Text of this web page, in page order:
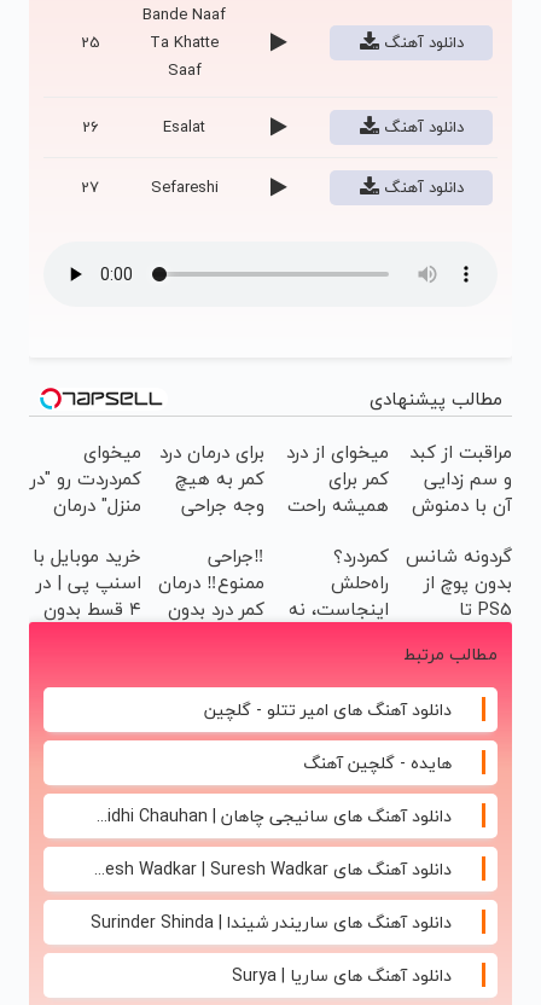
25
Bande Naaf
Ta Khatte
Saaf
دانلود آهنگ
26 Esalat دانلود آهنگ
27 Sefareshi دانلود آهنگ
مطالب پیشنهادی
مراقبت از کبد
و سم زدایی
آن با دمنوش
میخوای از درد
کمر برای
همیشه راحت
پرسش‌نامه رو
پر کن
برای درمان درد
کمر به هیچ
وجه جراحی
پرسش‌نامه رو
پر کن ▶
میخوای
کمردردت رو "در
منزل" درمان
+
◂پرسش‌نامه)
گردونه شانس
بدون پوچ از
PS5 تا
بیت کوین 🔥
کمردرد؟
راه‌حلش
اینجاست، نه
‼️جراحی
ممنوع‼️ درمان
کمر درد بدون
خرید موبایل با
اسنپ پی | در
۴ قسط بدون
مطالب مرتبط
دانلود آهنگ های امیر تتلو - گلچین
هایده - گلچین آهنگ
دانلود آهنگ های سانیجی چاهان | Sunidhi Chauhan
دانلود آهنگ های Suresh Wadkar | Suresh Wadkar
دانلود آهنگ های ساریندر شیندا | Surinder Shinda
دانلود آهنگ های ساریا | Surya